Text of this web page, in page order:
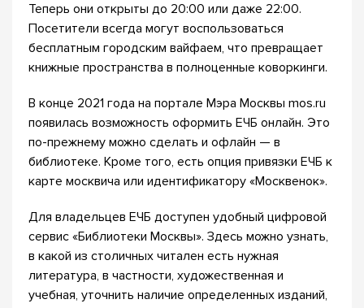
Теперь они открыты до 20:00 или даже 22:00.
Посетители всегда могут воспользоваться
бесплатным городским вайфаем, что превращает
книжные пространства в полноценные коворкинги.
В конце 2021 года на портале Мэра Москвы mos.ru
появилась возможность оформить ЕЧБ онлайн. Это
по-прежнему можно сделать и офлайн — в
библиотеке. Кроме того, есть опция привязки ЕЧБ к
карте москвича или идентификатору «Москвенок».
Для владельцев ЕЧБ доступен удобный цифровой
сервис «Библиотеки Москвы». Здесь можно узнать,
в какой из столичных читален есть нужная
литература, в частности, художественная и
учебная, уточнить наличие определенных изданий,